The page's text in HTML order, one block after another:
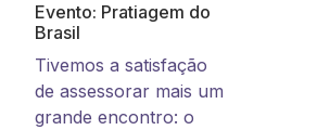
Evento: Pratiagem do
Brasil
Tivemos a satisfação
de assessorar mais um
grande encontro: o